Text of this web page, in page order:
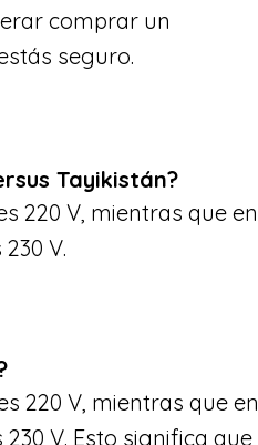
comprar un
seguro.
Tayikistán?
220 V, mientras que en
V.
220 V, mientras que en
V. Esto significa que